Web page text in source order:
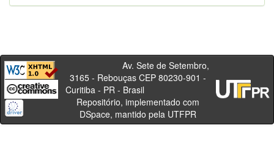
Av. Sete de Setembro,
3165 - Rebouças CEP 80230-901 -
Curitiba - PR - Brasil
Repositório, implementado com
DSpace, mantido pela UTFPR